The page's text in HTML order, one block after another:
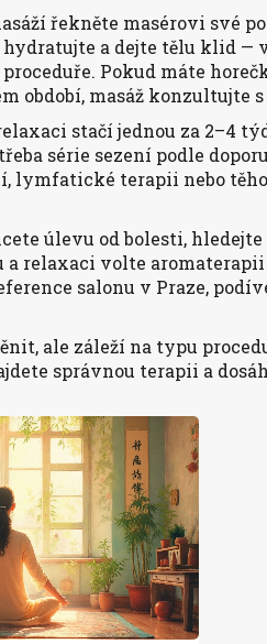
řekněte masérovi své
hydratujte a dejte tělu klid
Pokud máte
období, masáž konzultujte
stačí jednou za 2–4
série sezení podle
lymfatické terapii nebo
úlevu od bolesti,
relaxaci volte
salonu v Praze,
ale záleží na typu
správnou terapii a